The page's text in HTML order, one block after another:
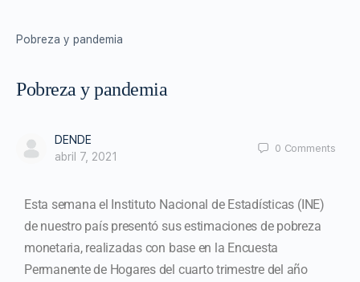
Pobreza y pandemia
Pobreza y pandemia
DENDE
abril 7, 2021
0 Comments
Esta semana el Instituto Nacional de Estadísticas (INE)
de nuestro país presentó sus estimaciones de pobreza
monetaria, realizadas con base en la Encuesta
Permanente de Hogares del cuarto trimestre del año